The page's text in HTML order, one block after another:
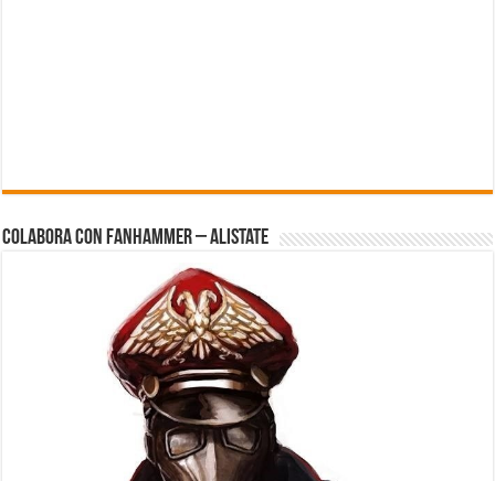
Colabora con FanHammer – Alistate